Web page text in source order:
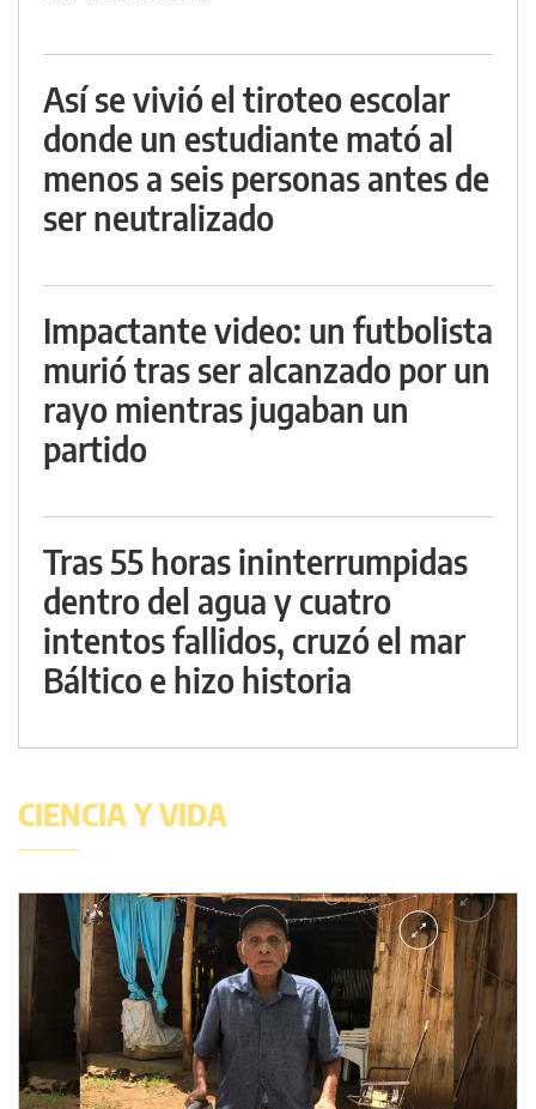
Así se vivió el tiroteo escolar
donde un estudiante mató al
menos a seis personas antes de
ser neutralizado
Impactante video: un futbolista
murió tras ser alcanzado por un
rayo mientras jugaban un
partido
Tras 55 horas ininterrumpidas
dentro del agua y cuatro
intentos fallidos, cruzó el mar
Báltico e hizo historia
CIENCIA Y VIDA